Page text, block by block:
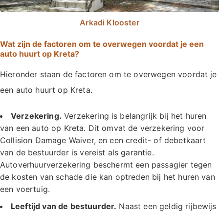
Arkadi Klooster
Wat zijn de factoren om te overwegen voordat je een
auto huurt op Kreta?
Hieronder staan de factoren om te overwegen voordat je
een auto huurt op Kreta.
Verzekering. Verzekering is belangrijk bij het huren
van een auto op Kreta. Dit omvat de verzekering voor
Collision Damage Waiver, en een credit- of debetkaart
van de bestuurder is vereist als garantie.
Autoverhuurverzekering beschermt een passagier tegen
de kosten van schade die kan optreden bij het huren van
een voertuig.
Leeftijd van de bestuurder. Naast een geldig rijbewijs